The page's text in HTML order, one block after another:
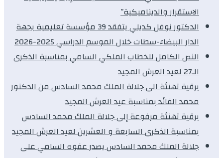
الاستقرار والديناميكية”
الدكتور نوفل كديلي يتفقد 39 مؤسسة تعليمية بجهة
الدار البيضاء-سطات خلال الموسم الدراسي 2025-2026
النص الكامل للخطاب الملكي السامي بمناسبة الذكرى
الـ27 لعيد العرش المجيد
برقية تهنئة الى جلالة الملك محمد السادس من الدكتور
محمد الفائد بمناسبة عيد العرش المجيد
برقية تهنئة مرفوعة إلى جلالة الملك محمد السادس
بمناسبة الذكرى السابعة و العشرين لعيد العرش المجيد
جلالة الملك محمد السادس يصدر عفوه السامي على